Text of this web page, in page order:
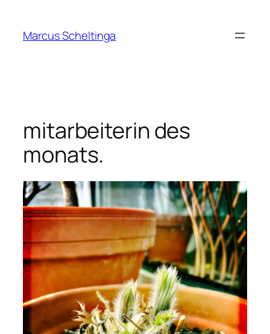
springen
Marcus Scheltinga
mitarbeiterin des
monats.